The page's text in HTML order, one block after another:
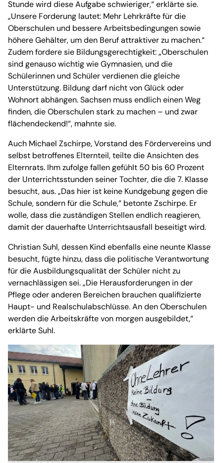
Stunde wird diese Aufgabe schwieriger,“ erklärte sie.
„Unsere Forderung lautet: Mehr Lehrkräfte für die
Oberschulen und bessere Arbeitsbedingungen sowie
höhere Gehälter, um den Beruf attraktiver zu machen.“
Zudem fordere sie Bildungsgerechtigkeit: „Oberschulen
sind genauso wichtig wie Gymnasien, und die
Schülerinnen und Schüler verdienen die gleiche
Unterstützung. Bildung darf nicht von Glück oder
Wohnort abhängen. Sachsen muss endlich einen Weg
finden, die Oberschulen stark zu machen – und zwar
flächendeckend!“, mahnte sie.
Auch Michael Zschirpe, Vorstand des Fördervereins und
selbst betroffenes Elternteil, teilte die Ansichten des
Elternrats. Ihm zufolge fallen gefühlt 50 bis 60 Prozent
der Unterrichtsstunden seiner Tochter, die die 7. Klasse
besucht, aus. „Das hier ist keine Kundgebung gegen die
Schule, sondern für die Schule,“ betonte Zschirpe. Er
wolle, dass die zuständigen Stellen endlich reagieren,
damit der dauerhafte Unterrichtsausfall beseitigt wird.
Christian Suhl, dessen Kind ebenfalls eine neunte Klasse
besucht, fügte hinzu, dass die politische Verantwortung
für die Ausbildungsqualität der Schüler nicht zu
vernachlässigen sei. „Die Herausforderungen in der
Pflege oder anderen Bereichen brauchen qualifizierte
Haupt- und Realschulabschlüsse. An den Oberschulen
werden die Arbeitskräfte von morgen ausgebildet,“
erklärte Suhl.